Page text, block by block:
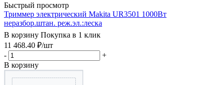
Быстрый просмотр
Триммер электрический Makita UR3501 1000Вт
неразбор.штан. реж.эл.:леска
В корзину Покупка в 1 клик
11 468.40 ₽/шт
-
+
В корзину